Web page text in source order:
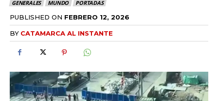
GENERALES MUNDO PORTADAS
PUBLISHED ON FEBRERO 12, 2026
BY CATAMARCA AL INSTANTE